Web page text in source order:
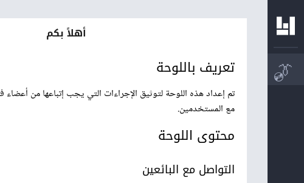
👔
أهلاً بكم
تعريف باللوحة
مع المستخدمين.
محتوى اللوحة
التواصل مع البائعين